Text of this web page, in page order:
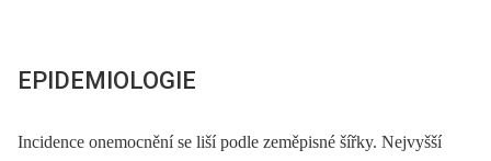
EPIDEMIOLOGIE
Incidence onemocnění se liší podle zeměpisné šířky. Nejvyšší